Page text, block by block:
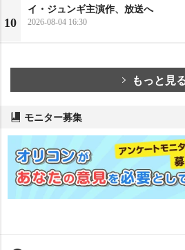
10
イ・ジュンギ主演作、放送へ
2026-08-04 16:30
もっと見
モニター募集